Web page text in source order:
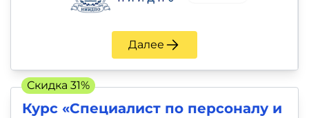
Далее
Курс «Специалист по персоналу и
Скидка 31%